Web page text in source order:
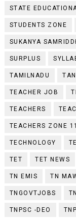
STATE
STUDENTS ZONE
SUKANYA
SURPLUS
TAMILNADU
TEACHER JOB
TEACHERS
TEACHERS ZONE
TECHNOLOGY
TET TET NEWS
TN EMIS TN
TNGOVTJOBS
TNPSC -DEO